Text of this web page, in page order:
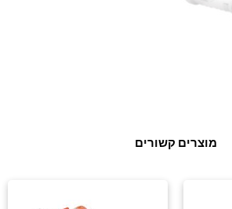
מוצרים קשורים